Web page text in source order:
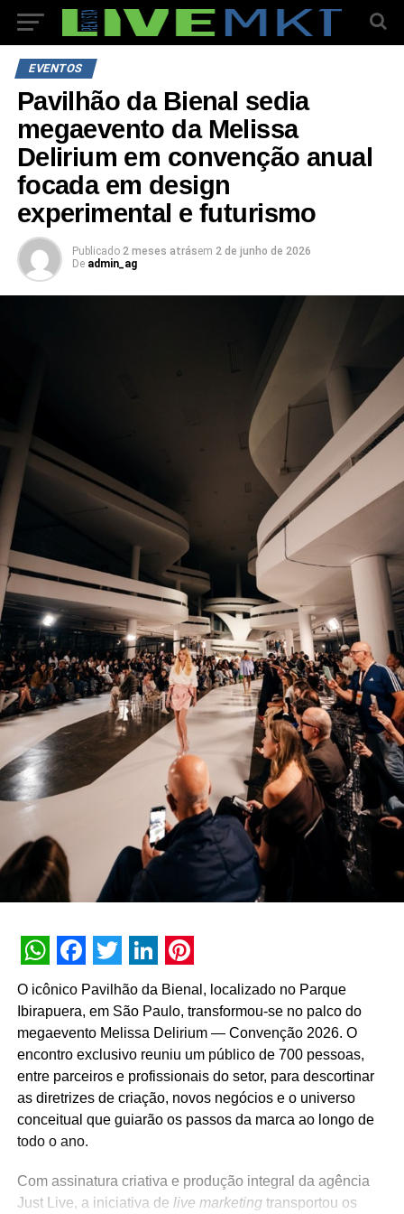
EVENTOS
Pavilhão da Bienal sedia
megaevento da Melissa
Delirium em convenção anual
focada em design
experimental e futurismo
Publicado 2 meses atrásem 2 de junho de 2026
De admin_ag
WhatsApp
Facebook
Twitter
LinkedIn
Pinterest
O icônico Pavilhão da Bienal, localizado no Parque
Ibirapuera, em São Paulo, transformou-se no palco do
megaevento Melissa Delirium — Convenção 2026. O
encontro exclusivo reuniu um público de 700 pessoas,
entre parceiros e profissionais do setor, para descortinar
as diretrizes de criação, novos negócios e o universo
conceitual que guiarão os passos da marca ao longo de
todo o ano.
Com assinatura criativa e produção integral da agência
Just Live, a iniciativa de live marketingtransportou os